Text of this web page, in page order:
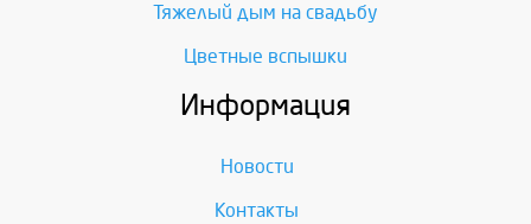
Тяжелый дым на свадьбу
Цветные вспышки
Информация
Новости
Контакты